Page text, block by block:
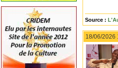
Source :
18/06/2026